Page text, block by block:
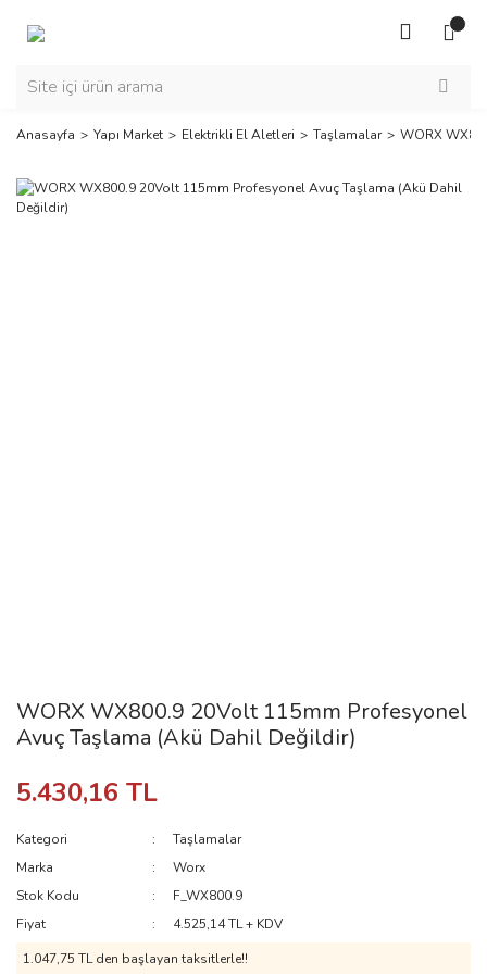
Anasayfa Yapı Market Elektrikli El Aletleri Taşlamalar WORX
WORX WX800.9 20Volt 115mm Profesyonel
Avuç Taşlama (Akü Dahil Değildir)
5.430,16 TL
Kategori
Taşlamalar
Marka
Worx
Stok Kodu
F_WX800.9
Fiyat
4.525,14 TL + KDV
1.047,75 TL den başlayan taksitlerle!!